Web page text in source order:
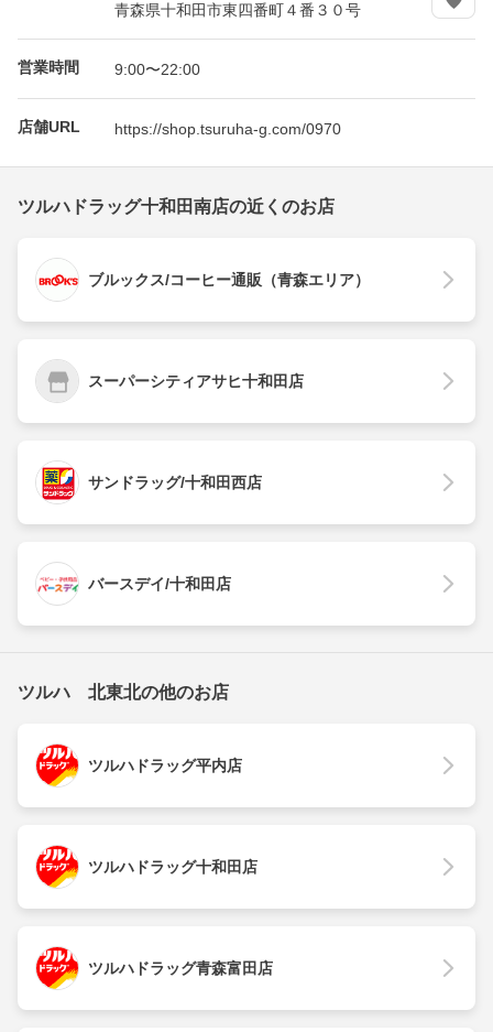
青森県十和田市東四番町４番３０号
営業時間 9:00〜22:00
店舗URL https://shop.tsuruha-g.com/0970
ツルハドラッグ十和田南店の近くのお店
ブルックス/コーヒー通販（青森エリア）
スーパーシティアサヒ十和田店
サンドラッグ/十和田西店
バースデイ/十和田店
ツルハ 北東北の他のお店
ツルハドラッグ平内店
ツルハドラッグ十和田店
ツルハドラッグ青森富田店